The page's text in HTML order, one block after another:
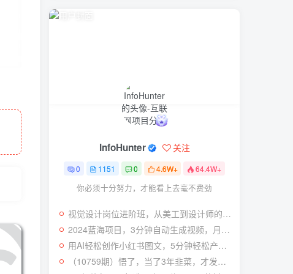
InfoHunter 关注
0 1151 0 4.6W+ 64.4W+
你必须十分努力，才能看上去毫不费劲
视觉设计岗位进阶班，从美工到设计师的蜕变（4节视频课程）
2024蓝海项目，3分钟自动生成视频，月入过万
用AI轻松创作小红书图文，5分钟轻松产出300条小红书爆款笔记！
（10759期）悟了，当了3年韭菜，才发现网赚圈年赚100万的核心是卖项目，含泪分享！